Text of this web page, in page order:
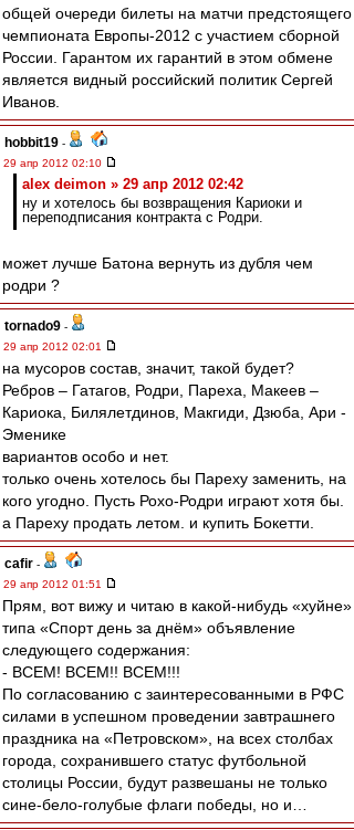
общей очереди билеты на матчи предстоящего
чемпионата Европы-2012 с участием сборной
России. Гарантом их гарантий в этом обмене
является видный российский политик Сергей
Иванов.
hobbit19 -
29 апр 2012 02:10
alex deimon » 29 апр 2012 02:42
ну и хотелось бы возвращения Кариоки и
переподписания контракта с Родри.
может лучше Батона вернуть из дубля чем
родри ?
tornado9 -
29 апр 2012 02:01
на мусоров состав, значит, такой будет?
Ребров – Гатагов, Родри, Пареха, Макеев –
Кариока, Билялетдинов, Макгиди, Дзюба, Ари -
Эменике
вариантов особо и нет.
только очень хотелось бы Пареху заменить, на
кого угодно. Пусть Рохо-Родри играют хотя бы.
а Пареху продать летом. и купить Бокетти.
cafir -
29 апр 2012 01:51
Прям, вот вижу и читаю в какой-нибудь «хуйне»
типа «Спорт день за днём» объявление
следующего содержания:
- ВСЕМ! ВСЕМ!! ВСЕМ!!!
По согласованию с заинтересованными в РФС
силами в успешном проведении завтрашнего
праздника на «Петровском», на всех столбах
города, сохранившего статус футбольной
столицы России, будут развешаны не только
сине-бело-голубые флаги победы, но и…